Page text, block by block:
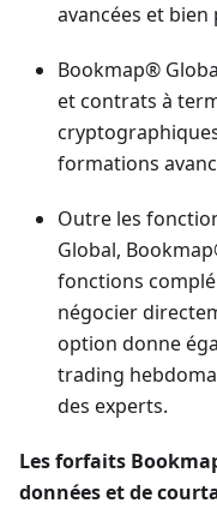
avancées et bien
Bookmap®
et contrats à
formations
Outre les
Global,
fonctions
négocier
option donne
trading
des experts.
Les forfaits
données et de